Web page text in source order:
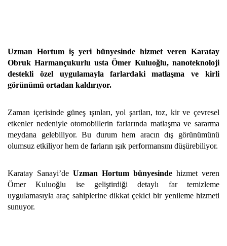
Uzman Hortum iş yeri bünyesinde hizmet veren Karatay
Obruk Harmançukurlu usta Ömer Kuluoğlu, nanoteknoloji
destekli özel uygulamayla farlardaki matlaşma ve kirli
görünümü ortadan kaldırıyor.
Zaman içerisinde güneş ışınları, yol şartları, toz, kir ve çevresel
etkenler nedeniyle otomobillerin farlarında matlaşma ve sararma
meydana gelebiliyor. Bu durum hem aracın dış görünümünü
olumsuz etkiliyor hem de farların ışık performansını düşürebiliyor.
Karatay Sanayi’de Uzman Hortum bünyesinde hizmet veren
Ömer Kuluoğlu ise geliştirdiği detaylı far temizleme
uygulamasıyla araç sahiplerine dikkat çekici bir yenileme hizmeti
sunuyor.